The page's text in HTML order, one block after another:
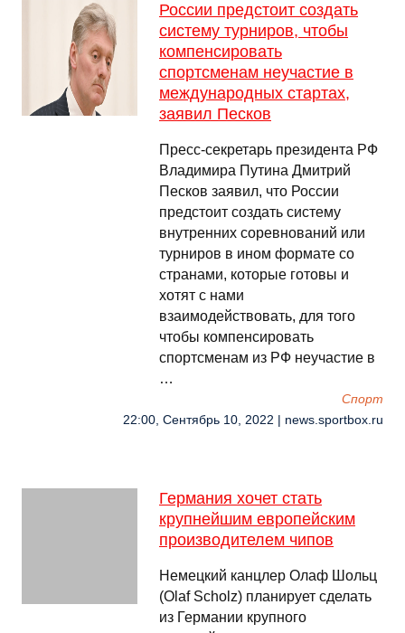
России предстоит создать
систему турниров, чтобы
компенсировать
спортсменам неучастие в
международных стартах,
заявил Песков
Пресс‑секретарь президента РФ
Владимира Путина Дмитрий
Песков заявил, что России
предстоит создать систему
внутренних соревнований или
турниров в ином формате со
странами, которые готовы и
хотят с нами
взаимодействовать, для того
чтобы компенсировать
спортсменам из РФ неучастие в
…
Спорт
22:00, Сентябрь 10, 2022 | news.sportbox.ru
Германия хочет стать
крупнейшим европейским
производителем чипов
Немецкий канцлер Олаф Шольц
(Olaf Scholz) планирует сделать
из Германии крупного